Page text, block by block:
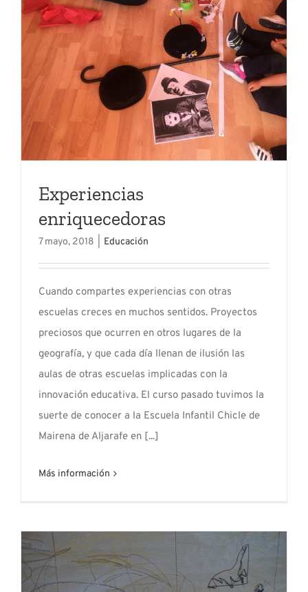
Experiencias
enriquecedoras
7 mayo, 2018 Educación
Cuando compartes experiencias con otras
escuelas creces en muchos sentidos. Proyectos
preciosos que ocurren en otros lugares de la
geografía, y que cada día llenan de ilusión las
aulas de otras escuelas implicadas con la
innovación educativa. El curso pasado tuvimos la
suerte de conocer a la Escuela Infantil Chicle de
Mairena de Aljarafe en [...]
Más información